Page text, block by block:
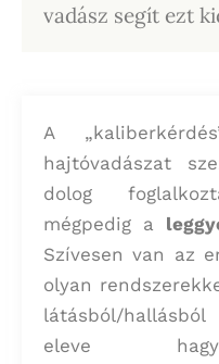
vadász segít ezt
A
hajtóvadászat
dolog
mégpedig a
Szívesen van az
olyan
látásból/
eleve